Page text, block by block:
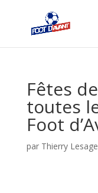
Fêtes
toutes
Foot
par Thierry Lesage